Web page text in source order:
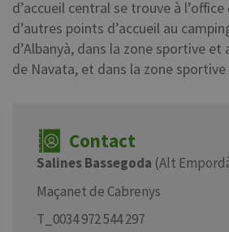
d’accueil central se trouve à
d’autres points d’accueil au
d’Albanyà, dans la zone sportive
de Navata, et dans la zone
Contact
Salines Bassegoda (Alt
Maçanet de Cabrenys
T_0034 972 544 297